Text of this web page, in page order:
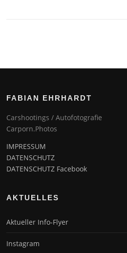
FABIAN EHRHARDT
Carshootings / Autofotografie
Carporn.Photos
IMPRESSUM
DATENSCHUTZ
DATENSCHUTZ Facebook
AKTUELLES
Aktueller Info-Flyer
Instagram